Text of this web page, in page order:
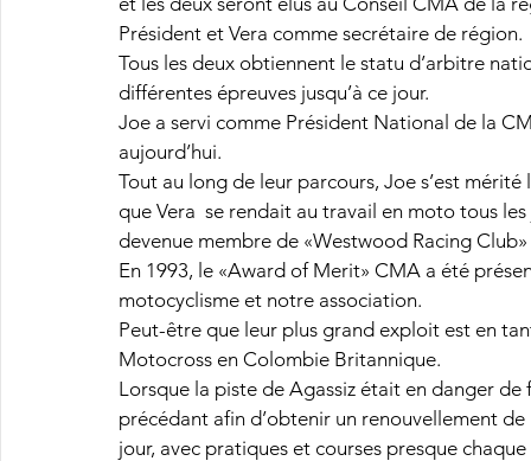
Président et Vera comme secrétaire de région.
Tous les deux obtiennent le statu d’arbitre
différentes épreuves jusqu’à ce jour.
Joe a servi comme Président National de la
aujourd’hui.
Tout au long de leur parcours, Joe s’est
que Vera  se rendait au travail en moto tous
devenue membre de «Westwood Racing
En 1993, le «Award of Merit» CMA a été
motocyclisme et notre association.
Peut-être que leur plus grand exploit est en
Motocross en Colombie Britannique.
Lorsque la piste de Agassiz était en danger
précédant afin d’obtenir un renouvellement
jour, avec pratiques et courses presque chaque